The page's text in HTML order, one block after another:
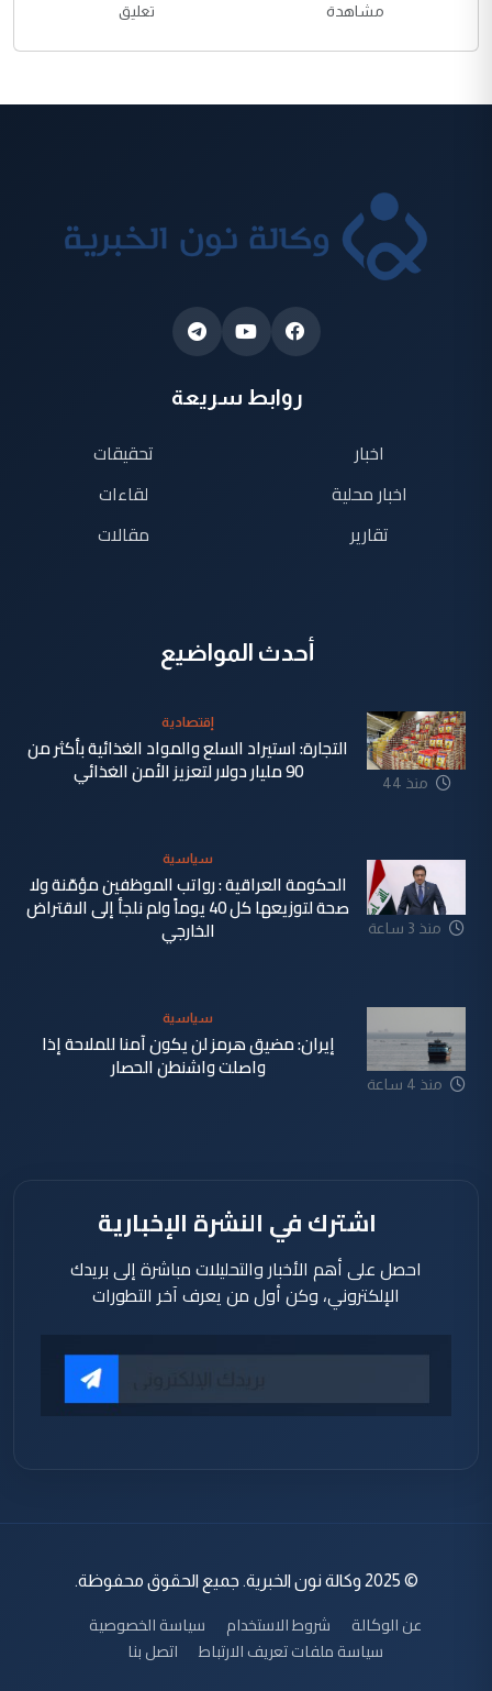
مشاهدة تعليق
روابط سريعة
اخبار
اخبار محلية
تقارير
تحقيقات
لقاءات
مقالات
أحدث المواضيع
منذ 44
إقتصادية
التجارة: استيراد السلع والمواد الغذائية بأكثر من
90 مليار دولار لتعزيز الأمن الغذائي
منذ 3 ساعة
سياسية
الحكومة العراقية : رواتب الموظفين مؤمّنة ولا
صحة لتوزيعها كل 40 يوماً ولم نلجأ إلى الاقتراض
الخارجي
منذ 4 ساعة
سياسية
إيران: مضيق هرمز لن يكون آمنا للملاحة إذا
واصلت واشنطن الحصار
اشترك في النشرة الإخبارية
احصل على أهم الأخبار والتحليلات مباشرة إلى بريدك
الإلكتروني، وكن أول من يعرف آخر التطورات
© 2025 وكالة نون الخبرية. جميع الحقوق محفوظة.
عن الوكالة شروط الاستخدام
سياسة الخصوصية
سياسة ملفات تعريف الارتباط
اتصل بنا